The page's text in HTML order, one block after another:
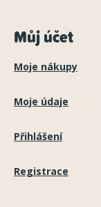
Můj účet
Moje nákupy
Moje údaje
Přihlášení
Registrace